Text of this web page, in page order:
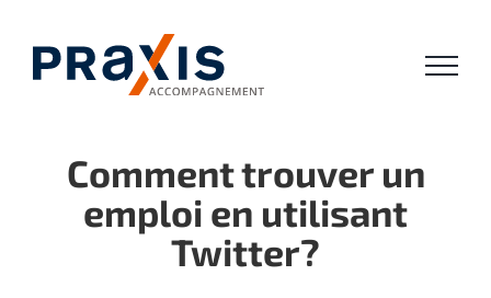
contenu
Comment trouver un
emploi en utilisant
Twitter?